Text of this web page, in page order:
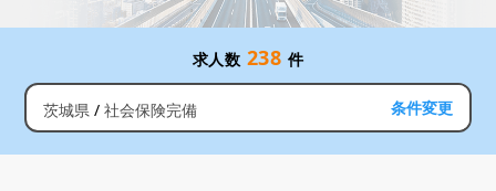
求人数 238 件
茨城県 社会保険完備 条件変更